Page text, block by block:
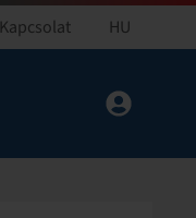
Kapcsolat HU